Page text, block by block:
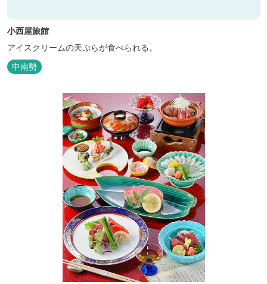
小西屋旅館
アイスクリームの天ぷらが食べられる。
中南勢